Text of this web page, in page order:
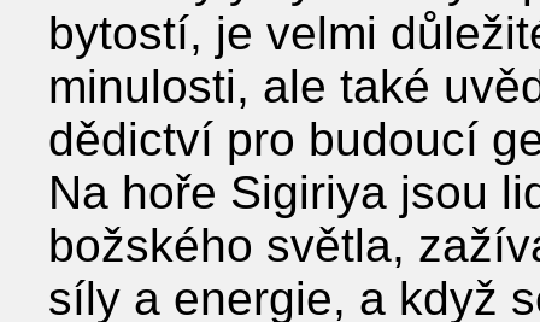
bytostí, je velmi
minulosti, ale také
dědictví pro budoucí
Na hoře Sigiriya jsou
božského světla,
síly a energie, a když